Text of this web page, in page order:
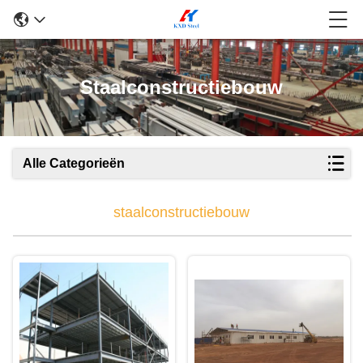
Staalconstructiebouw
Alle Categorieën
staalconstructiebouw